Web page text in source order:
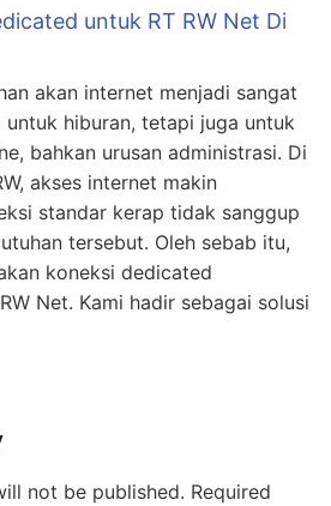
untuk RT RW Net Di
akan internet menjadi sangat
untuk hiburan, tetapi juga untuk
bahkan urusan administrasi. Di
akses internet makin
standar kerap tidak sanggup
tersebut. Oleh sebab itu,
koneksi dedicated
Net. Kami hadir sebagai solusi
not be published. Required